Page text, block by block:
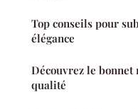
Top conseils pour
élégance
Découvrez le
qualité